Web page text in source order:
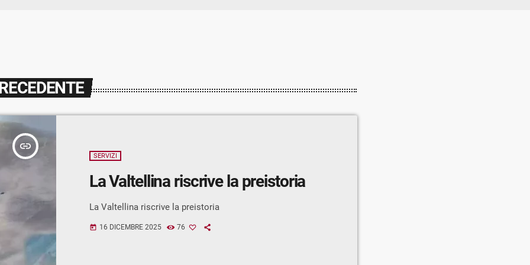
insert_link
SERVIZI
La Valtellina riscrive la preistoria
La Valtellina riscrive la preistoria
today 16 DICEMBRE 2025 76